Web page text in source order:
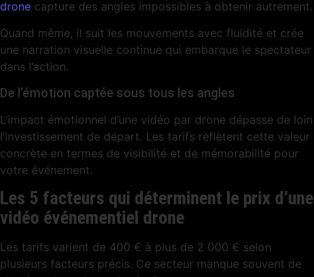
drone capture des angles impossibles à obtenir autrement.
Quand même, il suit les mouvements avec fluidité et crée
une narration visuelle continue qui embarque le spectateur
dans l’action.
De l’émotion captée sous tous les angles
L’impact émotionnel d’une vidéo par drone dépasse de loin
l’investissement de départ. Les tarifs reflètent cette valeur
concrète en termes de visibilité et de mémorabilité pour
votre événement.
Les 5 facteurs qui déterminent le prix d’une
vidéo événementiel drone
Les tarifs varient de 400 € à plus de 2 000 € selon
plusieurs facteurs précis. Ce secteur manque souvent de